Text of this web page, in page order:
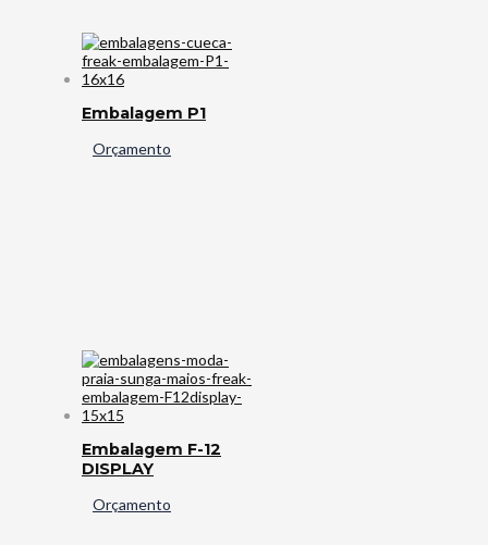
Embalagem P1
Orçamento
Embalagem F-12
DISPLAY
Orçamento